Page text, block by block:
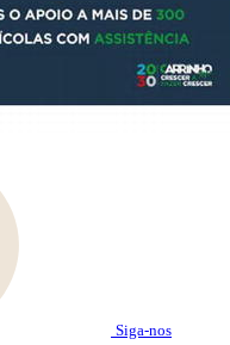
Siga-nos